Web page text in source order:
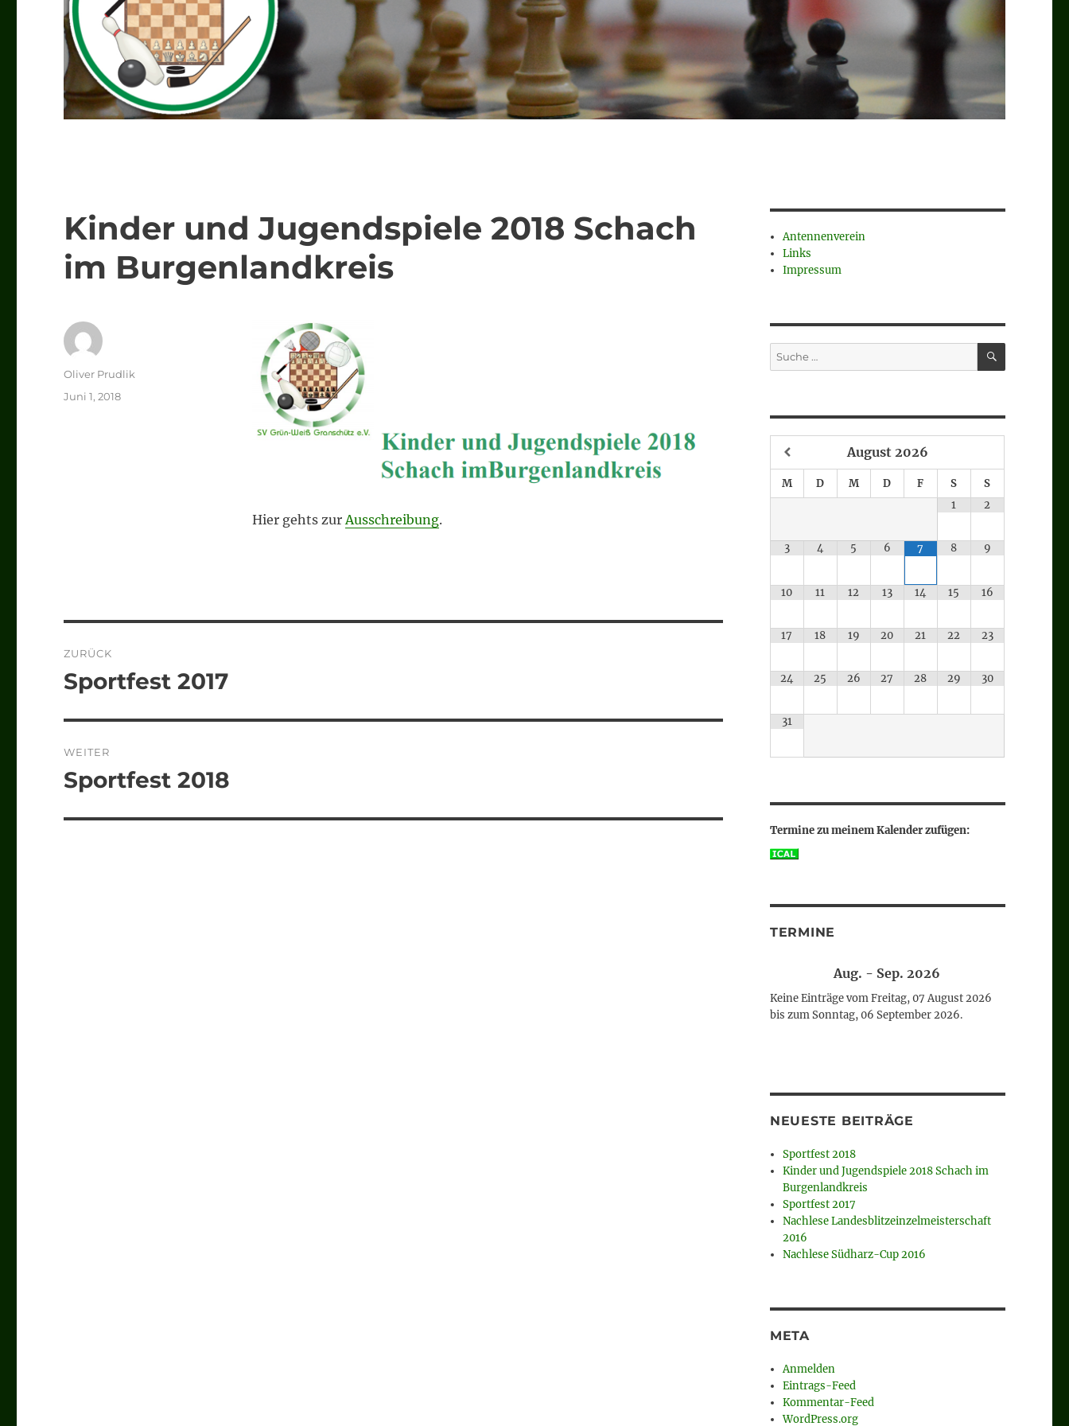
Kinder und Jugendspiele 2018 Schach
im Burgenlandkreis
Hier gehts zur Ausschreibung.
Autor
Oliver Prudlik
Veröffentlicht
Juni 1, 2018
ZURÜCK
Vorheriger
Sportfest 2017
WEITER
Nächster
Sportfest 2018
Antennenverein
Links
Impressum
Suche
nach:
SUCHEN
August 2026
M D M D F S
S
1
2
3 4 5 6 7 8 9
10 11 12 13 14 15 16
17 18 19 20 21 22 23
24 25 26 27 28 29 30
31
Termine zu meinem Kalender zufügen:
TERMINE
Aug. - Sep. 2026
Keine Einträge vom Freitag, 07 August 2026
bis zum Sonntag, 06 September 2026.
NEUESTE BEITRÄGE
Sportfest 2018
Kinder und Jugendspiele 2018 Schach im
Burgenlandkreis
Sportfest 2017
Nachlese Landesblitzeinzelmeisterschaft
2016
Nachlese Südharz-Cup 2016
META
Anmelden
Eintrags-Feed
Kommentar-Feed
WordPress.org